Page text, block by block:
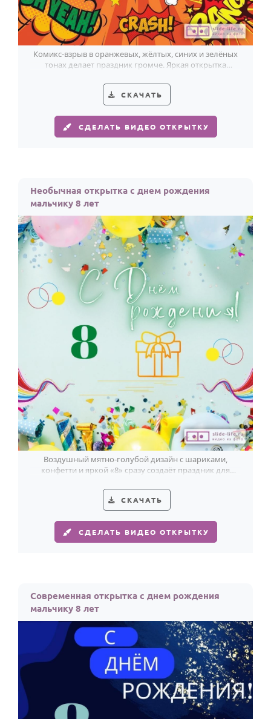
Комикс-взрыв в оранжевых, жёлтых, синих и зелёных
тонах делает праздник громче. Яркая открытка
СКАЧАТЬ
СДЕЛАТЬ ВИДЕО ОТКРЫТКУ
Необычная открытка с днем рождения
мальчику 8 лет
Воздушный мятно-голубой дизайн с шариками,
конфетти и яркой «8» сразу создаёт праздник для
СКАЧАТЬ
СДЕЛАТЬ ВИДЕО ОТКРЫТКУ
Современная открытка с днем рождения
мальчику 8 лет